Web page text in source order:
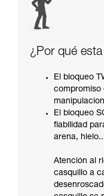
¿Por qué
El bloqueo
compromiso
El bloqueo
fiabilidad
arena,
Atención al
casquillo a